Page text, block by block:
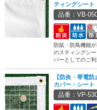
ティングシート
品番：VB-
防鼠・防鳥機能
のスティングシ
バーとしてのご
【防炎・帯電
カバー・シート
品番：VP-